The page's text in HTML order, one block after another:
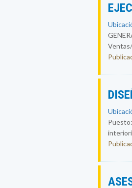
Ventas/